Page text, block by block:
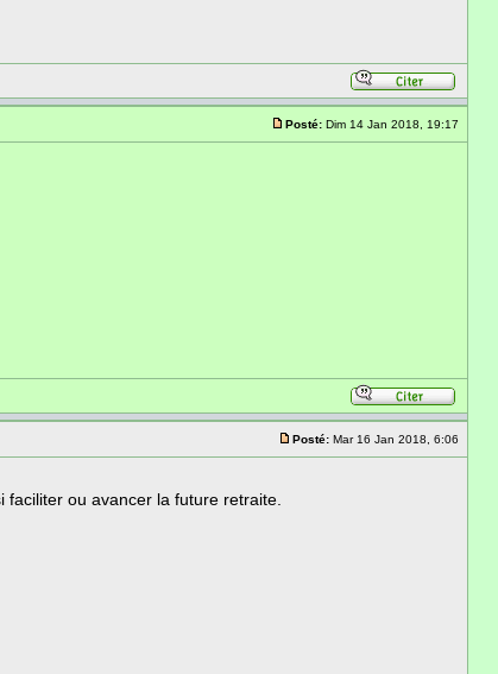
Posté: Dim 14 Jan 2018, 19:17
Posté: Mar 16 Jan 2018, 6:06
ou avancer la future retraite.